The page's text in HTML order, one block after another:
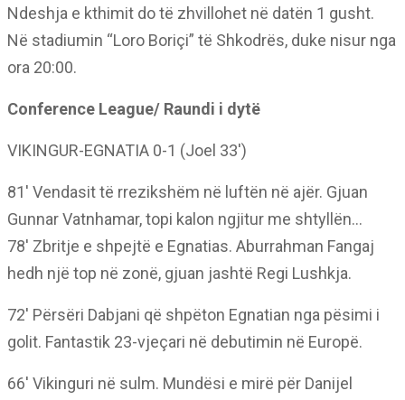
Ndeshja e kthimit do të zhvillohet në datën 1 gusht.
Në stadiumin “Loro Boriçi” të Shkodrës, duke nisur nga
ora 20:00.
Conference League/ Raundi i dytë
VIKINGUR-EGNATIA 0-1 (Joel 33′)
81′ Vendasit të rrezikshëm në luftën në ajër. Gjuan
Gunnar Vatnhamar, topi kalon ngjitur me shtyllën…
78′ Zbritje e shpejtë e Egnatias. Aburrahman Fangaj
hedh një top në zonë, gjuan jashtë Regi Lushkja.
72′ Përsëri Dabjani që shpëton Egnatian nga pësimi i
golit. Fantastik 23-vjeçari në debutimin në Europë.
66′ Vikinguri në sulm. Mundësi e mirë për Danijel